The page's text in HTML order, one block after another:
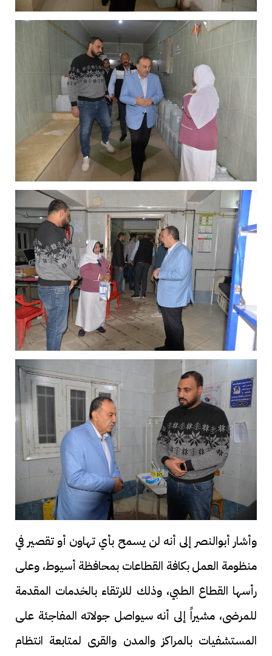
وأشار أبوالنصر إلى أنه لن يسمح بأي تهاون أو تقصير في
منظومة العمل بكافة القطاعات بمحافظة أسيوط، وعلى
رأسها القطاع الطبي، وذلك للارتقاء بالخدمات المقدمة
للمرضى، مشيراً إلى أنه سيواصل جولاته المفاجئة على
المستشفيات بالمراكز والمدن والقرى لمتابعة انتظام